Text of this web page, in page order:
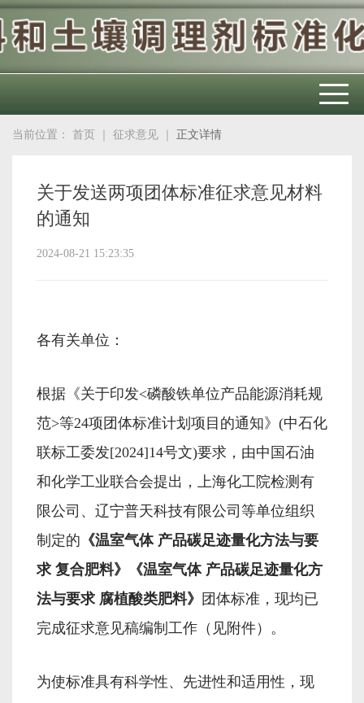
当前位置： 首页 征求意见 正文详情
关于发送两项团体标准征求意见材料
的通知
2024-08-21 15:23:35
各有关单位：
根据《关于印发<磷酸铁单位产品能源消耗规
范>等24项团体标准计划项目的通知》(中石化
联标工委发[2024]14号文)要求，由中国石油
和化学工业联合会提出，上海化工院检测有
限公司、辽宁普天科技有限公司等单位组织
制定的 《温室气体 产品碳足迹量化方法与要
求 复合肥料》
《温室气体 产品碳足迹量化方
法与要求 腐植酸类肥料》 团体标准，现均已
完成征求意见稿编制工作（见附件）。
为使标准具有科学性、先进性和适用性，现